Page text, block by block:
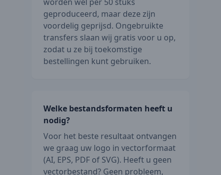
geproduceerd, maar deze zijn
voordelig geprijsd. Ongebruikte
transfers slaan wij gratis voor u op,
zodat u ze bij toekomstige
bestellingen kunt gebruiken.
Welke bestandsformaten heeft u
nodig?
Voor het beste resultaat ontvangen
we graag uw logo in vectorformaat
(AI, EPS, PDF of SVG). Heeft u geen
vectorbestand? Geen probleem,